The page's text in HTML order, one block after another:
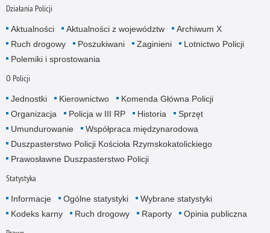
Działania Policji
Aktualności Aktualności z województw
Archiwum X
Ruch drogowy
Poszukiwani Zaginieni
Lotnictwo Policji
Polemiki i sprostowania
O Policji
Jednostki Kierownictwo
Komenda Główna Policji
Organizacja
Policja w III RP Historia
Sprzęt
Umundurowanie
Współpraca międzynarodowa
Duszpasterstwo Policji Kościoła Rzymskokatolickiego
Prawosławne Duszpasterstwo Policji
Statystyka
Informacje Ogólne statystyki
Wybrane statystyki
Kodeks karny
Ruch drogowy Raporty Opinia publiczna